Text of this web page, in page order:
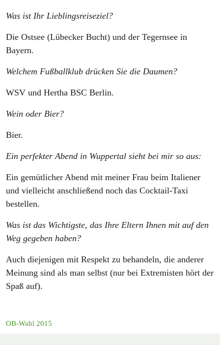
Was ist Ihr Lieblingsreiseziel?
Die Ostsee (Lübecker Bucht) und der Tegernsee in
Bayern.
Welchem Fußballklub drücken Sie die Daumen?
WSV und Hertha BSC Berlin.
Wein oder Bier?
Bier.
Ein perfekter Abend in Wuppertal sieht bei mir so aus:
Ein gemütlicher Abend mit meiner Frau beim Italiener
und vielleicht anschließend noch das Cocktail-Taxi
bestellen.
Was ist das Wichtigste, das Ihre Eltern Ihnen mit auf den
Weg gegeben haben?
Auch diejenigen mit Respekt zu behandeln, die anderer
Meinung sind als man selbst (nur bei Extremisten hört der
Spaß auf).
OB-Wahl 2015